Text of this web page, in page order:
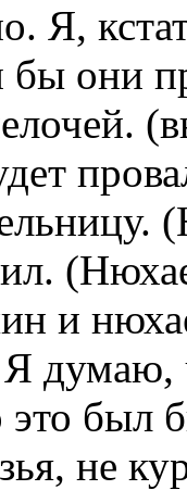
Я,
бы они
и
думаю,
был
не